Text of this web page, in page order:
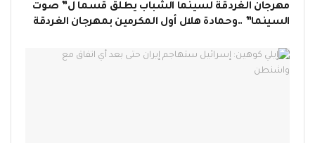
مهرجان الغردقة لسينما الشباب يطلق قسما ل” صوت
السينما” ..وحمادة هلال أول المكرمين بمهرجان الغردقة